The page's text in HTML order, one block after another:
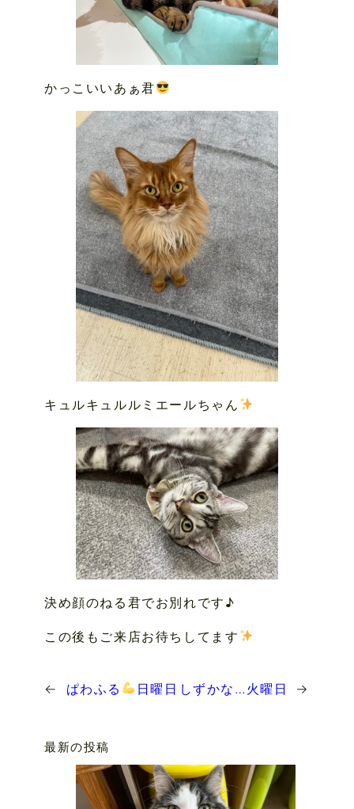
かっこいいあぁ君
キュルキュルルミエールちゃん
決め顔のねる君でお別れです♪
この後もご来店お待ちしてます
← ぱわふる 日曜日 しずかな…火曜日 →
最新の投稿